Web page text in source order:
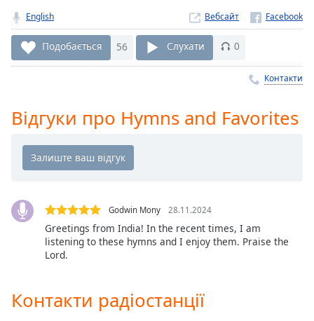
1x
Playback
Rate
descriptions
Subtitles
subtitles
settings
settings
English Вебсайт
Подобається 56 Слухати 0
Контакти
Відгуки про Hymns and Favorites
Godwin Mony 28.11.2024
Greetings from India! In the recent times, I am
listening to these hymns and I enjoy them. Praise the
Lord.
Контакти радіостанції